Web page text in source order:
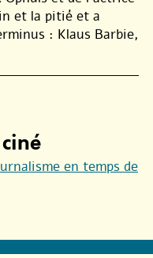
et la pitié et a
: Klaus Barbie,
en temps de